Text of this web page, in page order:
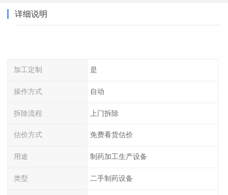
详细说明
加工定制 是
操作方式 自动
拆除流程 上门拆除
估价方式 免费看货估价
用途 制药加工生产设备
类型 二手制药设备